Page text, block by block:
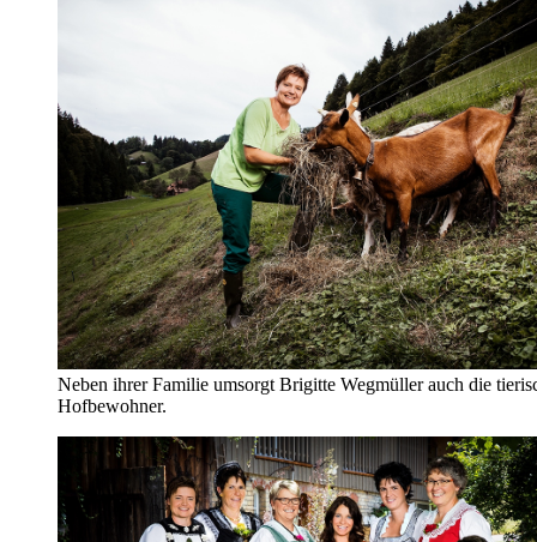
Neben ihrer Familie umsorgt Brigitte Wegmüller auch die
Hofbewohner.